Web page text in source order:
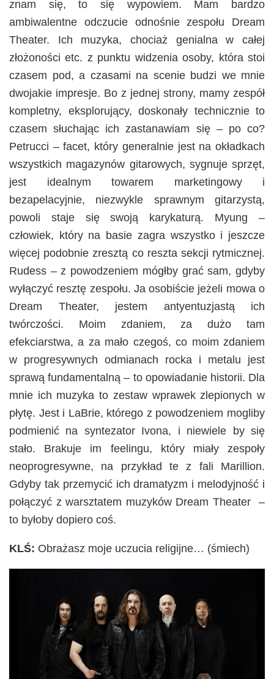
znam się, to się wypowiem. Mam bardzo
ambiwalentne odczucie odnośnie zespołu Dream
Theater. Ich muzyka, chociaż genialna w całej
złożoności etc. z punktu widzenia osoby, która stoi
czasem pod, a czasami na scenie budzi we mnie
dwojakie impresje. Bo z jednej strony, mamy zespół
kompletny, eksplorujący, doskonały technicznie to
czasem słuchając ich zastanawiam się – po co?
Petrucci – facet, który generalnie jest na okładkach
wszystkich magazynów gitarowych, sygnuje sprzęt,
jest idealnym towarem marketingowy i
bezapelacyjnie, niezwykle sprawnym gitarzystą,
powoli staje się swoją karykaturą. Myung –
człowiek, który na basie zagra wszystko i jeszcze
więcej podobnie zresztą co reszta sekcji rytmicznej.
Rudess – z powodzeniem mógłby grać sam, gdyby
wyłączyć resztę zespołu. Ja osobiście jeżeli mowa o
Dream Theater, jestem antyentuzjastą ich
twórczości. Moim zdaniem, za dużo tam
efekciarstwa, a za mało czegoś, co moim zdaniem
w progresywnych odmianach rocka i metalu jest
sprawą fundamentalną – to opowiadanie historii. Dla
mnie ich muzyka to zestaw wprawek zlepionych w
płytę. Jest i LaBrie, którego z powodzeniem mogliby
podmienić na syntezator Ivona, i niewiele by się
stało. Brakuje im feelingu, który miały zespoły
neoprogresywne, na przykład te z fali Marillion.
Gdyby tak przemycić ich dramatyzm i melodyjność i
połączyć z warsztatem muzyków Dream Theater –
to byłoby dopiero coś.
KLŚ: Obrażasz moje uczucia religijne… (śmiech)